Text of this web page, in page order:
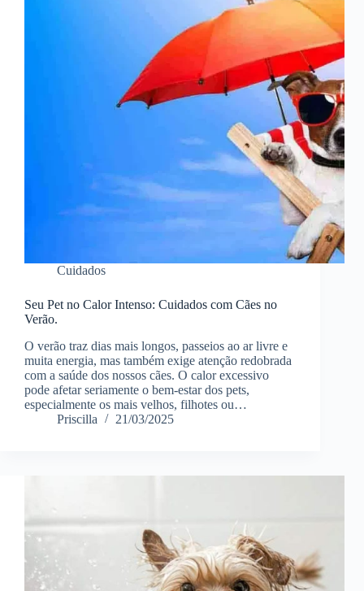
Cuidados
Seu Pet no Calor Intenso: Cuidados com Cães no
Verão.
O verão traz dias mais longos, passeios ao ar livre e
muita energia, mas também exige atenção redobrada
com a saúde dos nossos cães. O calor excessivo
pode afetar seriamente o bem-estar dos pets,
especialmente os mais velhos, filhotes ou…
Priscilla
21/03/2025